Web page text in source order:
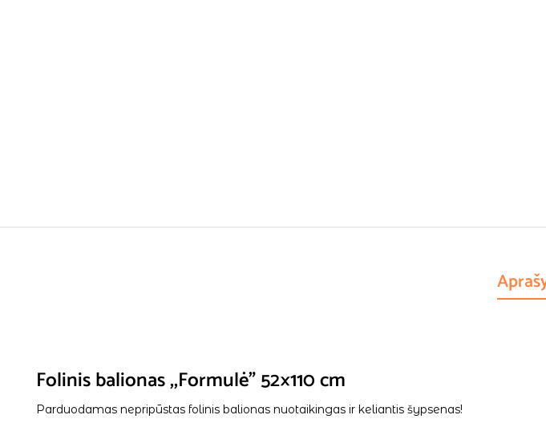
Folinis balionas ,,Formulė” 52×110 cm
Parduodamas nepripūstas folinis balionas nuotaikingas ir keliantis šypsenas!